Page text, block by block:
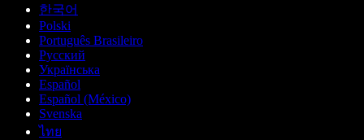
한국어
Polski
Português Brasileiro
Русский
Українська
Español
Español (México)
Svenska
ไทย